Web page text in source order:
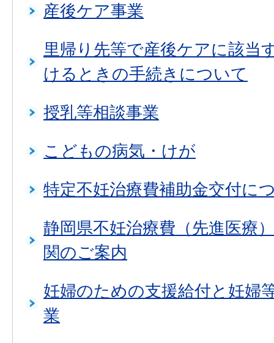
産後ケア事業
里帰り先等で産後ケアに該当
けるときの手続きについて
授乳等相談事業
こどもの病気・けが
特定不妊治療費補助金交付に
静岡県不妊治療費（先進医療
関のご案内
妊婦のための支援給付と妊婦
業